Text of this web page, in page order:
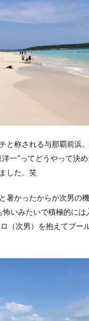
と称される与那覇前浜
洋一”ってどうやって決
した。笑
暑かったからか次男の
いみたいで積極的には
（次男）を抱えてプー